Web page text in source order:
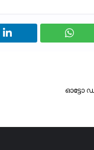
ഓട്ടോ